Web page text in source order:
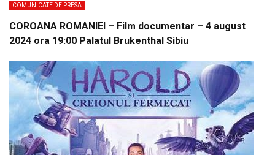
COMUNICATE DE PRESA
COROANA ROMANIEI – Film documentar – 4 august
2024 ora 19:00 Palatul Brukenthal Sibiu